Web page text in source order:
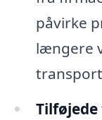
påvirke
længere